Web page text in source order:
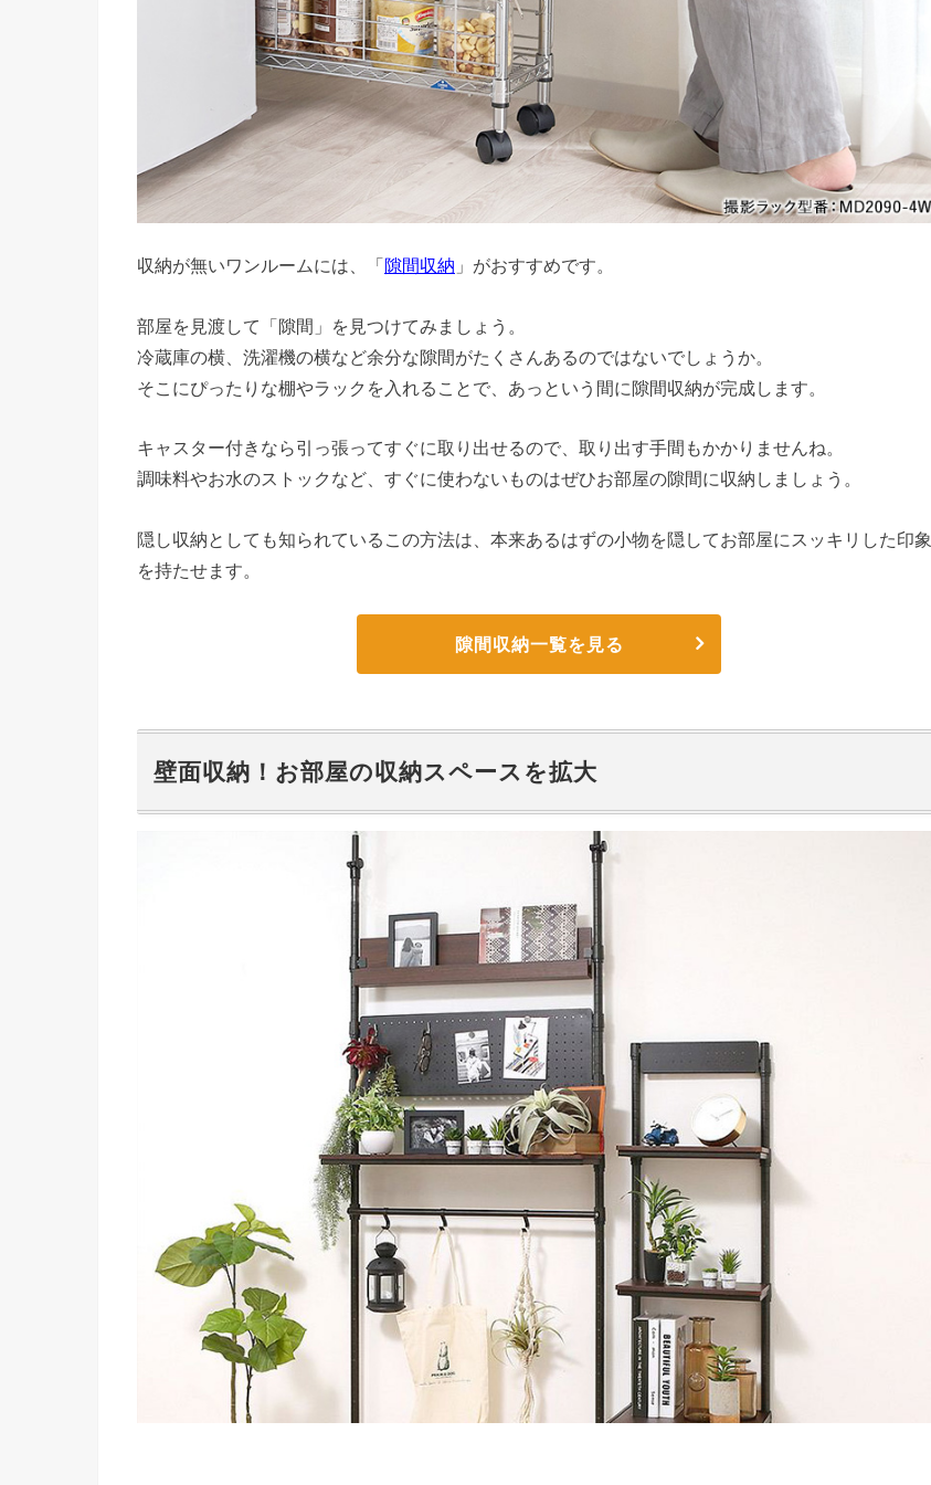
収納が無いワンルームには、「 隙間収納 」がおすすめです。
部屋を見渡して「隙間」を見つけてみましょう。
冷蔵庫の横、洗濯機の横など余分な隙間がたくさんあるのではないでしょうか。
そこにぴったりな棚やラックを入れることで、あっという間に隙間収納が完成します。
キャスター付きなら引っ張ってすぐに取り出せるので、取り出す手間もかかりませんね。
調味料やお水のストックなど、すぐに使わないものはぜひお部屋の隙間に収納しましょう。
隠し収納としても知られているこの方法は、本来あるはずの小物を隠してお部屋にスッキリした印象
を持たせます。
隙間収納一覧を見る
壁面収納！お部屋の収納スペースを拡大